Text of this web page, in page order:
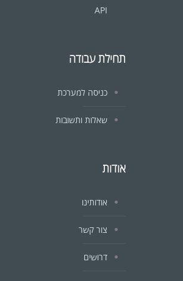
API
תחילת עבודה
כניסה למערכת
שאלות ותשובות
אודות
אודותינו
צור קשר
דרושים